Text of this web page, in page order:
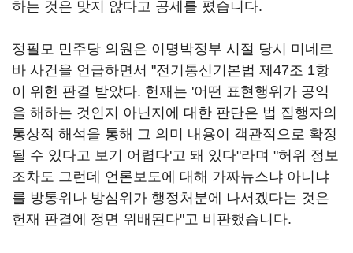
하는 것은 맞지 않다고 공세를 폈습니다.
정필모 민주당 의원은 이명박정부 시절 당시 미네르
바 사건을 언급하면서 "전기통신기본법 제 47조 1항
이 위헌 판결 받았다. 헌재는 '어떤 표현행위가 공익
을 해하는 것인지 아닌지에 대한 판단은 법 집행자의
통상적 해석을 통해 그 의미 내용이 객관적으로 확정
될 수 있다고 보기 어렵다'고 돼 있다"라며 "허위 정보
조차도 그런데 언론보도에 대해 가짜뉴스냐 아니냐
를 방통위나 방심위가 행정처분에 나서겠다는 것은
헌재 판결에 정면 위배된다"고 비판했습니다.